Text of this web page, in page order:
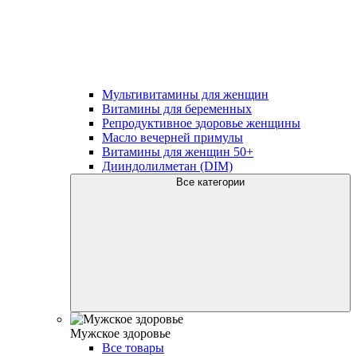
Мультивитамины для женщин
Витамины для беременных
Репродуктивное здоровье женщины
Масло вечерней примулы
Витамины для женщин 50+
Дииндолилметан (DIM)
Все категории
Мужское здоровье
Все товары